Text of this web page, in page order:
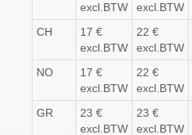
excl.BTW
excl.BTW
CH
17 €
excl.BTW
22 €
excl.BTW
NO
17 €
excl.BTW
22 €
excl.BTW
GR
23 €
excl.BTW
23 €
excl.BTW